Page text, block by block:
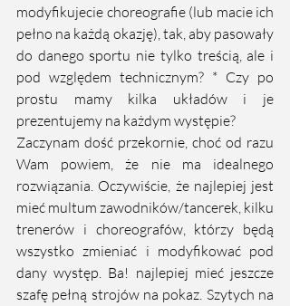
modyfikujecie choreografie (lub macie ich
pełno na każdą okazję), tak, aby pasowały
do danego sportu nie tylko treścią, ale i
pod względem technicznym? * Czy po
prostu mamy kilka układów i je
prezentujemy na każdym występie?
Zaczynam dość przekornie, choć od razu
Wam powiem, że nie ma idealnego
rozwiązania. Oczywiście, że najlepiej jest
mieć multum zawodników/tancerek, kilku
trenerów i choreografów, którzy będą
wszystko zmieniać i modyfikować pod
dany występ. Ba! najlepiej mieć jeszcze
szafę pełną strojów na pokaz. Szytych na